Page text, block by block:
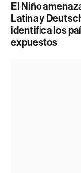
El Niño
Latina y
identifica los
expuestos